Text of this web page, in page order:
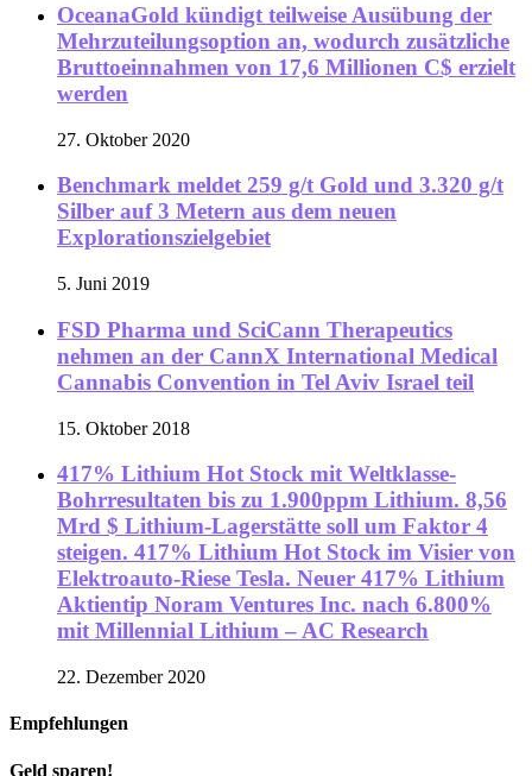
OceanaGold kündigt teilweise Ausübung der
Mehrzuteilungsoption an, wodurch zusätzliche
Bruttoeinnahmen von 17,6 Millionen C$ erzielt
werden
27. Oktober 2020
Benchmark meldet 259 g/t Gold und 3.320 g/t
Silber auf 3 Metern aus dem neuen
Explorationszielgebiet
5. Juni 2019
FSD Pharma und SciCann Therapeutics
nehmen an der CannX International Medical
Cannabis Convention in Tel Aviv Israel teil
15. Oktober 2018
417% Lithium Hot Stock mit Weltklasse-
Bohrresultaten bis zu 1.900ppm Lithium. 8,56
Mrd $ Lithium-Lagerstätte soll um Faktor 4
steigen. 417% Lithium Hot Stock im Visier von
Elektroauto-Riese Tesla. Neuer 417% Lithium
Aktientip Noram Ventures Inc. nach 6.800%
mit Millennial Lithium – AC Research
22. Dezember 2020
Empfehlungen
Geld sparen!